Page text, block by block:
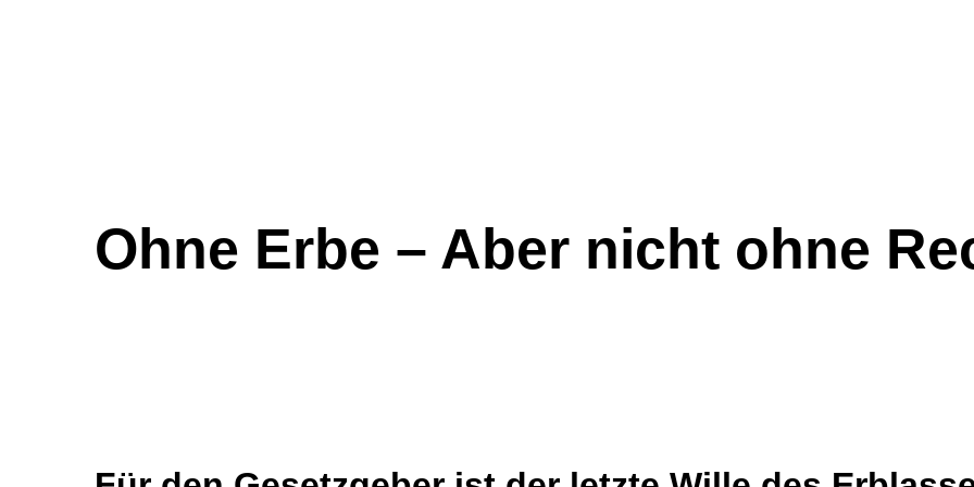
Ohne Erbe – Aber nicht ohne